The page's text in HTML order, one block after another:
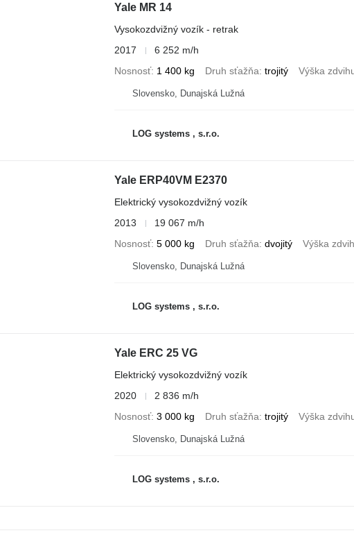
Yale MR 14
Vysokozdvižný vozík - retrak
2017
6 252 m/h
Nosnosť 1 400 kg Druh sťažňa trojitý Výška
Slovensko, Dunajská Lužná
LOG systems , s.r.o.
Yale ERP40VM E2370
Elektrický vysokozdvižný vozík
2013
19 067 m/h
Nosnosť 5 000 kg Druh sťažňa dvojitý Výška
Slovensko, Dunajská Lužná
LOG systems , s.r.o.
Yale ERC 25 VG
Elektrický vysokozdvižný vozík
2020
2 836 m/h
Nosnosť 3 000 kg Druh sťažňa trojitý Výška
Slovensko, Dunajská Lužná
LOG systems , s.r.o.